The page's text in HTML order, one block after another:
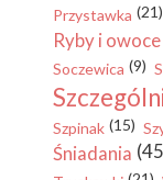
Przystawka (21)
Ryby i
Soczewica (9)
Szpinak (15)
Śniadania